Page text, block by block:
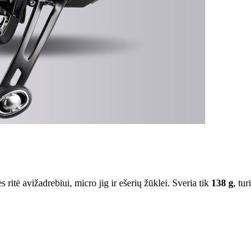
avižadrebiui, micro jig ir ešerių žūklei. Sveria tik 138 g, turi